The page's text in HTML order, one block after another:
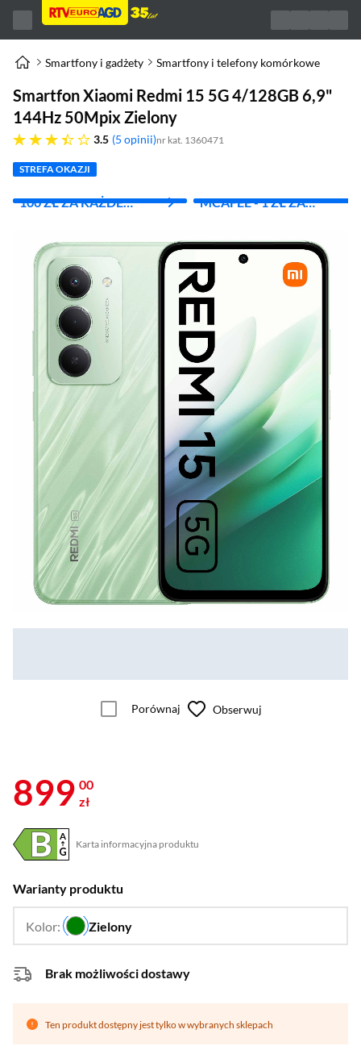
Smartfony i gadżety Smartfony i telefony komórkowe
Smartfon Xiaomi Redmi 15 5G 4/128GB 6,9"
144Hz 50Mpix Zielony
3.5
3.5 gwiazdek 5 opinii nr kat. 1360471
STREFA OKAZJI
100 ZŁ ZA KAŻDE
MCAFEE - 1 ZŁ ZA
Porównaj Obserwuj
899 00
zł
Karta informacyjna produktu
Plik w formacie pdf
(otworzy się w nowym oknie)
Warianty produktu
Kolor: Zielony
…
Brak możliwości dostawy
Ten produkt dostępny jest tylko w wybranych sklepach